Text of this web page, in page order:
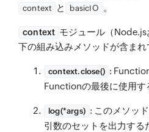
context と basicIO 。
context モジュール（
下の組み込みメソッドが含まれ
context.close() :
Functionの最後に使用す
log(*args) : このメソッ
引数のセットを出力する